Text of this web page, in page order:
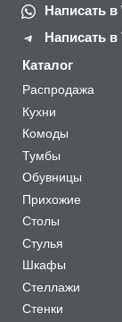
Написать
Написать в
Каталог
Распродажа
Кухни
Комоды
Тумбы
Обувницы
Прихожие
Столы
Стулья
Шкафы
Стеллажи
Стенки